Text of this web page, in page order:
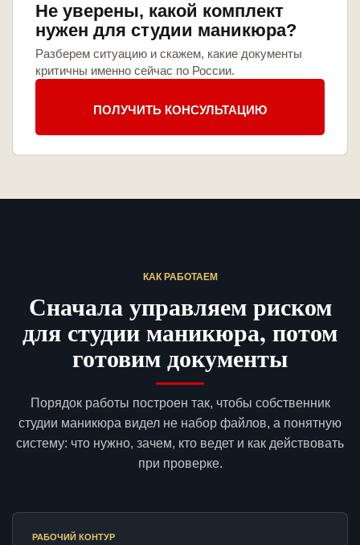
Не уверены, какой комплект
нужен для студии маникюра?
Разберем ситуацию и скажем, какие документы
критичны именно сейчас по России.
ПОЛУЧИТЬ КОНСУЛЬТАЦИЮ
КАК РАБОТАЕМ
Сначала управляем риском
для студии маникюра, потом
готовим документы
Порядок работы построен так, чтобы собственник
студии маникюра видел не набор файлов, а понятную
систему: что нужно, зачем, кто ведет и как действовать
при проверке.
РАБОЧИЙ КОНТУР